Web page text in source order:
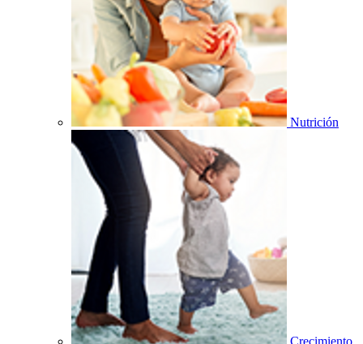
Nutrición
Crecimiento